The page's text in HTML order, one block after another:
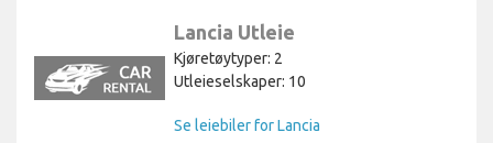
Lancia Utleie
Kjøretøytyper: 2
Utleieselskaper: 10
Se leiebiler for Lancia